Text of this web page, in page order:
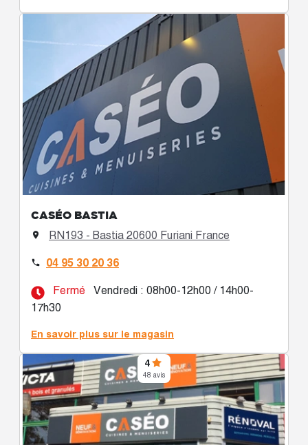
CASÉO BASTIA
 RN193 - Bastia 20600 Furiani France
 04 95 30 20 36
Fermé
Vendredi : 08h00-12h00 / 14h00-
17h30
En savoir plus sur le magasin
4
48 avis